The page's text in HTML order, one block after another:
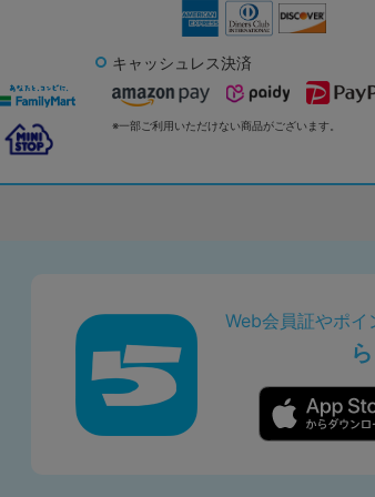
キャッシュレス決済
※一部ご利用いただけない商品がございます。
Web会員証やポ